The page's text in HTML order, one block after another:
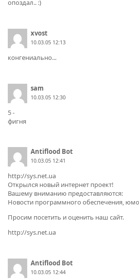
опоздал.. :)
xvost
10.03.05 12:13
конгениально...
sam
10.03.05 12:30
5 -
фигня
Antiflood Bot
10.03.05 12:41
http://sys.net.ua
Открылся новый интернет проект!
Вашему вниманию предоставляются:
Новости программного обеспечения,
Просим посетить и оценить наш сайт.
http://sys.net.ua
Antiflood Bot
10.03.05 12:44